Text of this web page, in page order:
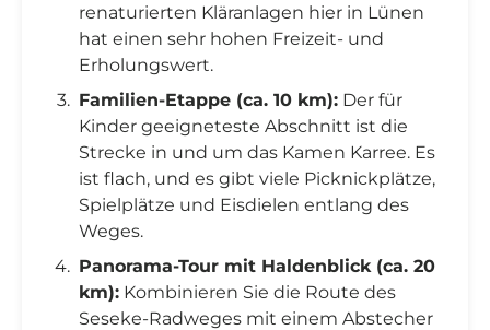
renaturierten Kläranlagen hier in Lünen
hat einen sehr hohen Freizeit- und
Erholungswert.
Familien-Etappe (ca. 10 km): Der für
Kinder geeigneteste Abschnitt ist die
Strecke in und um das Kamen Karree. Es
ist flach, und es gibt viele Picknickplätze,
Spielplätze und Eisdielen entlang des
Weges.
Panorama-Tour mit Haldenblick (ca. 20
km): Kombinieren Sie die Route des
Seseke-Radweges mit einem Abstecher